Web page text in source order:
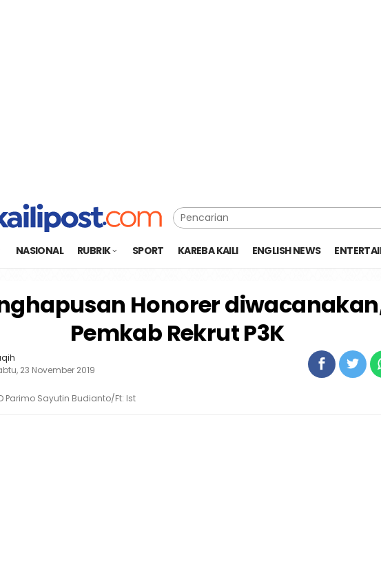
NASIONAL RUBRIK SPORT KAREBA KAILI ENGLISH NEWS
Honorer
Pemkab Rekrut P3K
23 November 2019
Parimo Sayutin Budianto/Ft: Ist